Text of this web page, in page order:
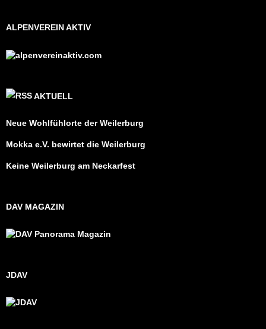
ALPENVEREIN AKTIV
AKTUELL
Neue Wohlfühlorte der Weilerburg
Mokka e.V. bewirtet die Weilerburg
Keine Weilerburg am Neckarfest
DAV MAGAZIN
JDAV